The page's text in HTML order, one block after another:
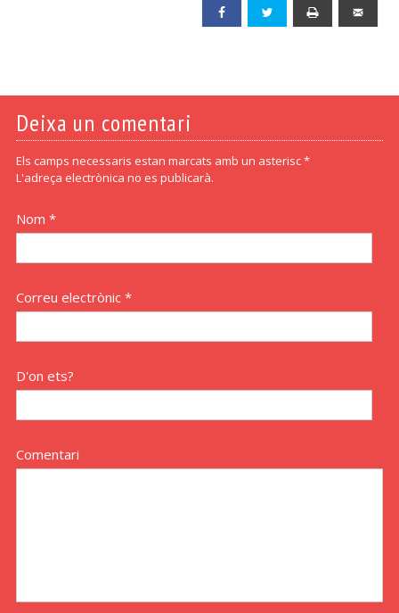
Facebook Twitter
Deixa un comentari
Els camps necessaris estan marcats amb un asterisc *
L'adreça electrònica no es publicarà.
Nom *
Correu electrònic *
D'on ets?
Comentari